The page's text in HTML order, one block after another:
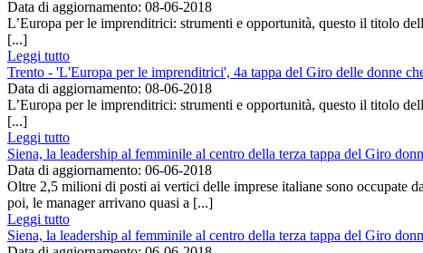
Data di aggiornamento: 08-06-2018
L’Europa per le imprenditrici: strumenti e opportunità, questo il titolo
[...]
Leggi tutto
Trento - 'L'Europa per le imprenditrici', 4a tappa del Giro delle donne
Data di aggiornamento: 08-06-2018
L’Europa per le imprenditrici: strumenti e opportunità, questo il titolo
[...]
Leggi tutto
Siena, la leadership al femminile al centro della terza tappa del Giro
Data di aggiornamento: 06-06-2018
Oltre 2,5 milioni di posti ai vertici delle imprese italiane sono occupate
poi, le manager arrivano quasi a [...]
Leggi tutto
Siena, la leadership al femminile al centro della terza tappa del Giro